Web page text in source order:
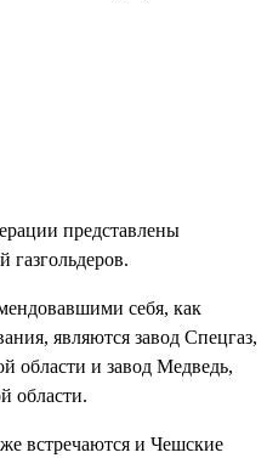
представлены
газгольдеров.
себя, как
являются завод Спецгаз,
области и завод Медведь,
области.
встречаются и Чешские